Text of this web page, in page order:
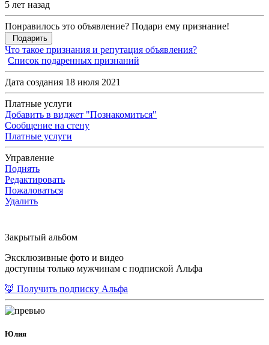
5 лет назад
Понравилось это объявление? Подари ему признание!
Подарить
Что такое признания и репутация объявления?
Список подаренных признаний
Дата создания 18 июля 2021
Платные услуги
Добавить в виджет "Познакомиться"
Сообщение на стену
Платные услуги
Управление
Поднять
Редактировать
Пожаловаться
Удалить
Закрытый альбом
Эксклюзивные фото и видео
доступны только мужчинам с подпиской Альфа
🦊 Получить подписку Альфа
Юлия